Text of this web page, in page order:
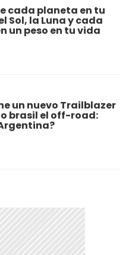
cada planeta en tu
Sol, la Luna y cada
un peso en tu vida
un nuevo Trailblazer
brasil el off-road: